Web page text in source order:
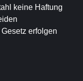
keine Haftung
erfolgen